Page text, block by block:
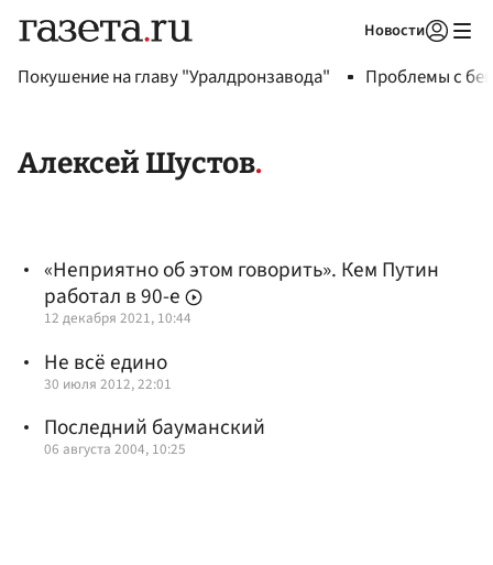
Новости
Покушение на главу "Уралдронзавода" Проблемы с
Алексей Шустов
«Неприятно об этом говорить». Кем Путин
работал в 90-е
12 декабря 2021, 10:44
Не всё едино
30 июля 2012, 22:01
Последний бауманский
06 августа 2004, 10:25